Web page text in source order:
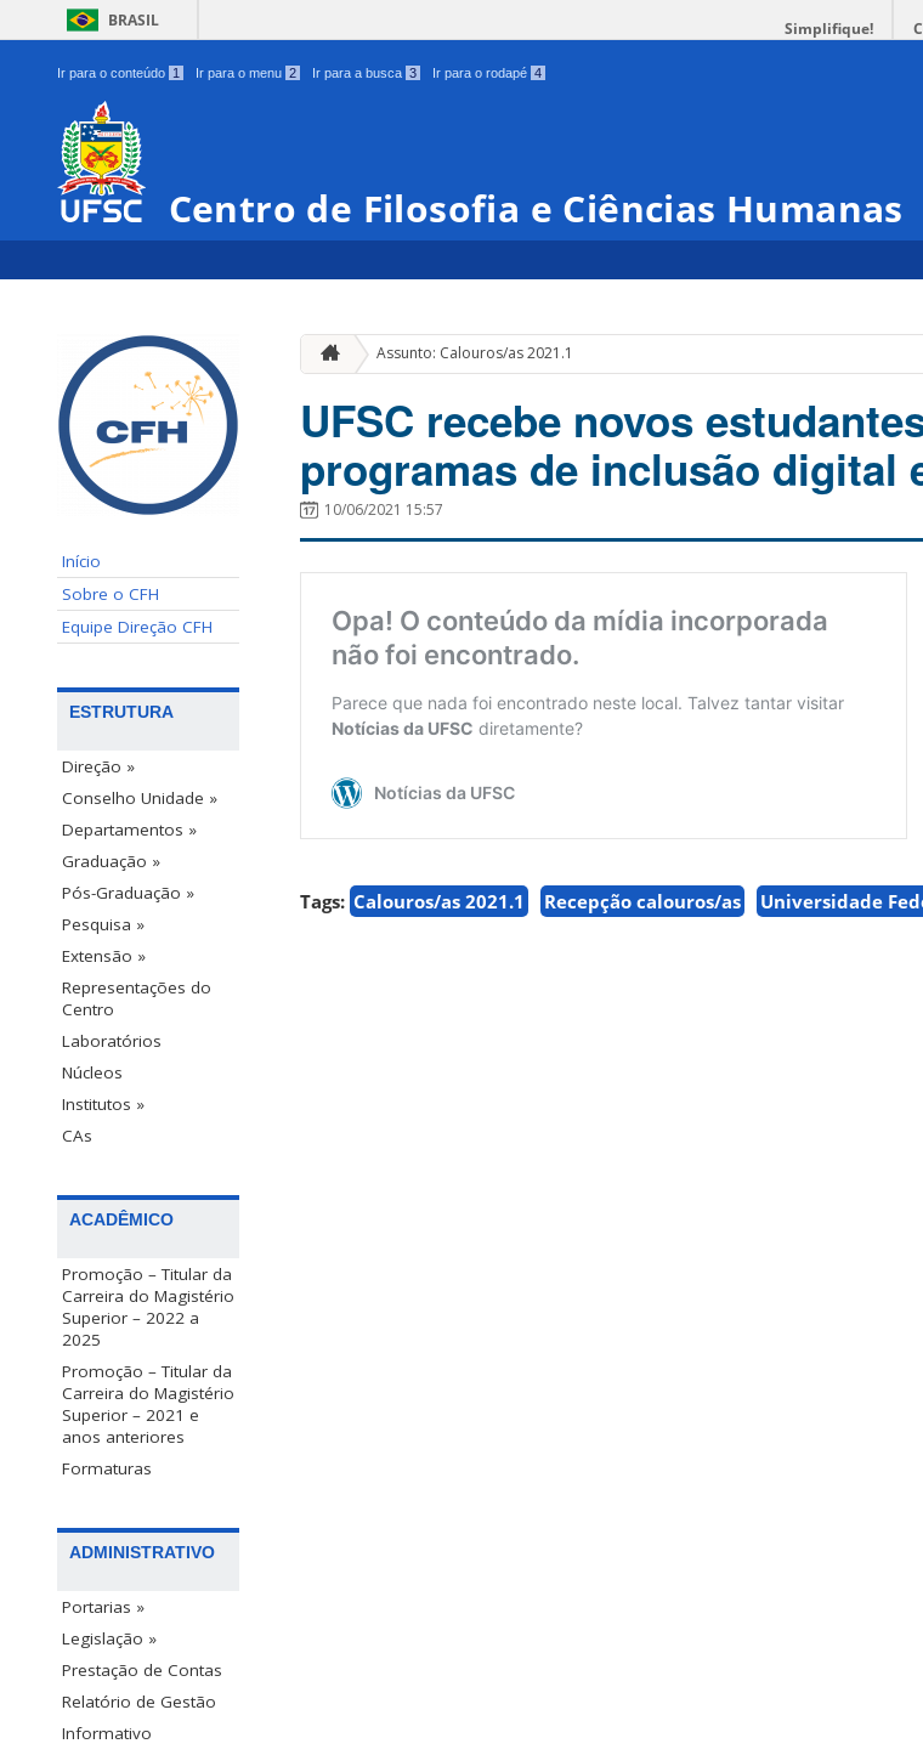
BRASIL Simplifique!
Ir para o conteúdo 1 Ir para o menu 2 Ir para a busca 3 Ir para o rodapé 4
Centro de Filosofia e Ciências Humanas
Início
Sobre o CFH
Equipe Direção CFH
ESTRUTURA
Direção »
Conselho Unidade »
Departamentos »
Graduação »
Pós-Graduação »
Pesquisa »
Extensão »
Representações do
Centro
Laboratórios
Núcleos
Institutos »
CAs
ACADÊMICO
Promoção – Titular da
Carreira do Magistério
Superior – 2022 a
2025
Promoção – Titular da
Carreira do Magistério
Superior – 2021 e
anos anteriores
Formaturas
ADMINISTRATIVO
Portarias »
Legislação »
Prestação de Contas
Relatório de Gestão
Informativo
Assunto: Calouros/as 2021.1
UFSC recebe novos
programas de inclusão digital
10/06/2021 15:57
Tags: Calouros/as 2021.1 Recepção calouros/as Universidade